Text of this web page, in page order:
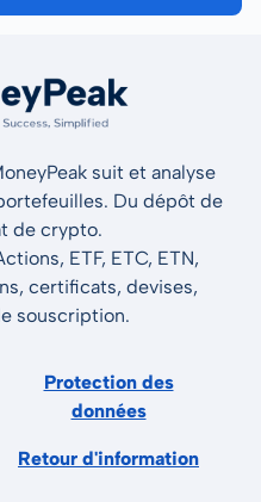
suit et analyse
Du dépôt de
de crypto.
ETF, ETC, ETN,
certificats, devises,
souscription.
Protection des
données
Retour d'information